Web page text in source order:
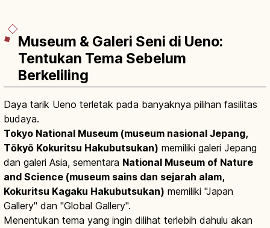
Museum & Galeri Seni di Ueno:
Tentukan Tema Sebelum
Berkeliling
Daya tarik Ueno terletak pada banyaknya pilihan fasilitas
budaya.
Tokyo National Museum (museum nasional Jepang,
Tōkyō Kokuritsu Hakubutsukan) memiliki galeri Jepang
dan galeri Asia, sementara National Museum of Nature
and Science (museum sains dan sejarah alam,
Kokuritsu Kagaku Hakubutsukan) memiliki "Japan
Gallery" dan "Global Gallery".
Menentukan tema yang ingin dilihat terlebih dahulu akan